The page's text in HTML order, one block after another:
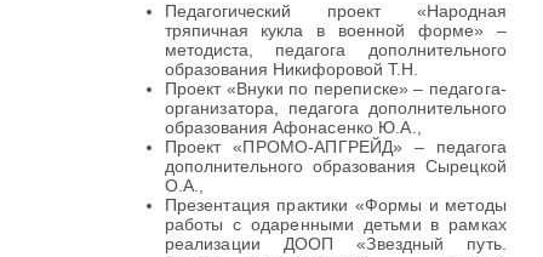
Педагогический проект «Народная
тряпичная кукла в военной форме» –
методиста, педагога дополнительного
образования Никифоровой Т.Н.
Проект «Внуки по переписке» – педагога-
организатора, педагога дополнительного
образования Афонасенко Ю.А.,
Проект «ПРОМО-АПГРЕЙД» – педагога
дополнительного образования Сырецкой
О.А.,
Презентация практики «Формы и методы
работы с одаренными детьми в рамках
реализации ДООП «Звездный путь.